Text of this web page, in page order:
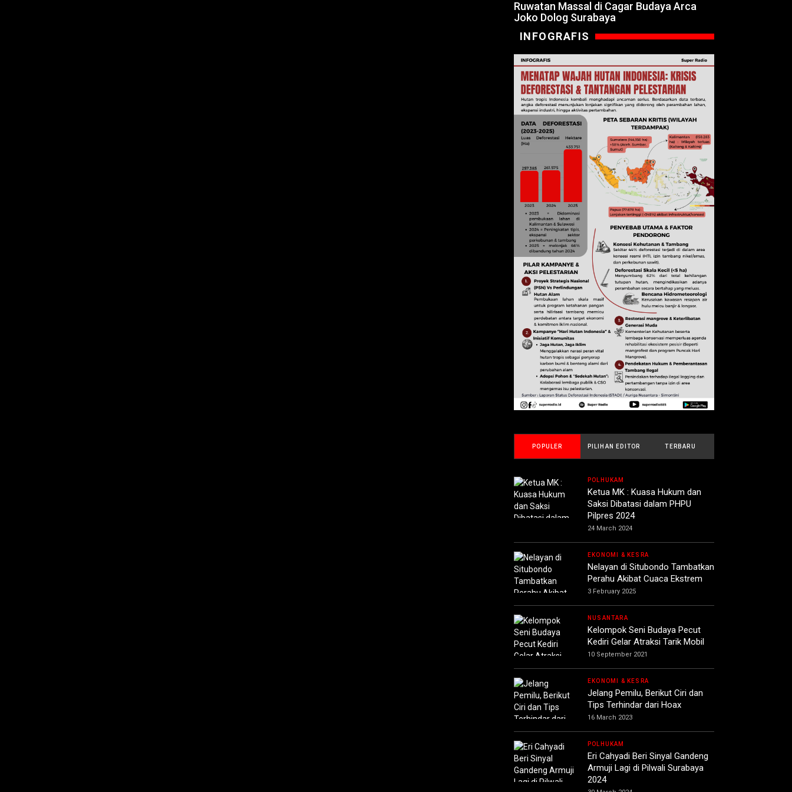
Ruwatan Massal di Cagar Budaya Arca
Joko Dolog Surabaya
INFOGRAFIS
POPULER PILIHAN EDITOR TERBARU
POLHUKAM
Ketua MK : Kuasa Hukum dan
Saksi Dibatasi dalam PHPU
Pilpres 2024
24 March 2024
EKONOMI & KESRA
Nelayan di Situbondo Tambatkan
Perahu Akibat Cuaca Ekstrem
3 February 2025
NUSANTARA
Kelompok Seni Budaya Pecut
Kediri Gelar Atraksi Tarik Mobil
10 September 2021
EKONOMI & KESRA
Jelang Pemilu, Berikut Ciri dan
Tips Terhindar dari Hoax
16 March 2023
POLHUKAM
Eri Cahyadi Beri Sinyal Gandeng
Armuji Lagi di Pilwali Surabaya
2024